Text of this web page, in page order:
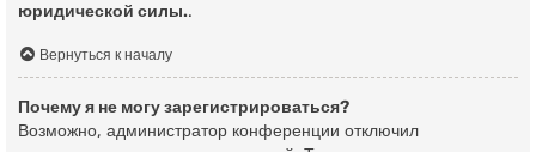
юридической силы..
Вернуться к началу
Почему я не могу зарегистрироваться?
Возможно, администратор конференции отключил